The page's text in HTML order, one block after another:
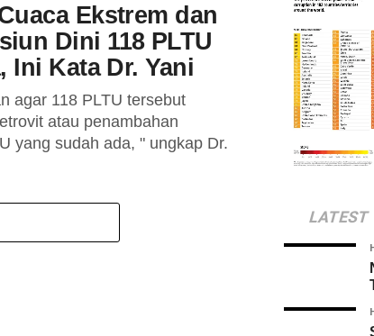
Ekstrem dan
Dini 118 PLTU
Ini Kata Dr. Yani
agar 118 PLTU tersebut
atau penambahan
yang sudah ada, " ungkap Dr.
LATEST